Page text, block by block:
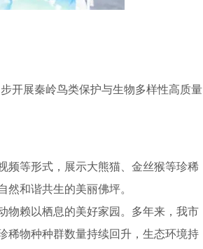
开展秦岭鸟类保护与生物多样性高质量
频等形式，展示大熊猫、金丝猴等珍稀
和谐共生的美丽佛坪。
物赖以栖息的美好家园。多年来，我市
稀物种种群数量持续回升，生态环境持